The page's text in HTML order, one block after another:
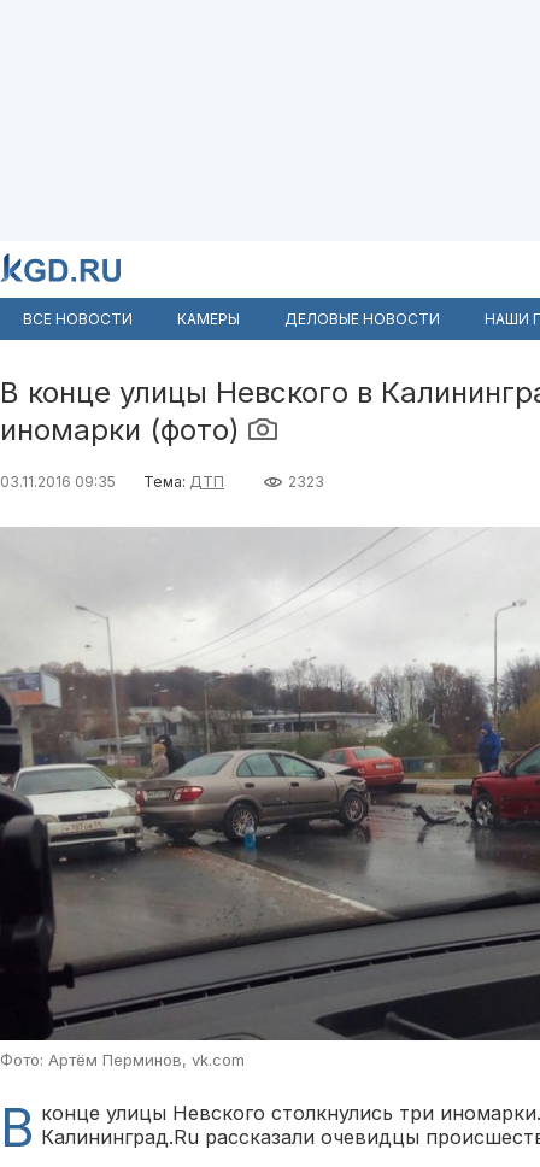
ВСЕ НОВОСТИ КАМЕРЫ ДЕЛОВЫЕ НОВОСТИ НАШИ
В конце улицы Невского в
иномарки (фото)
03.11.2016 09:35 Тема: ДТП 2323
Фото: Артём Перминов, vk.com
В конце улицы Невского столкнулись три
Калининград.Ru рассказали очевидцы